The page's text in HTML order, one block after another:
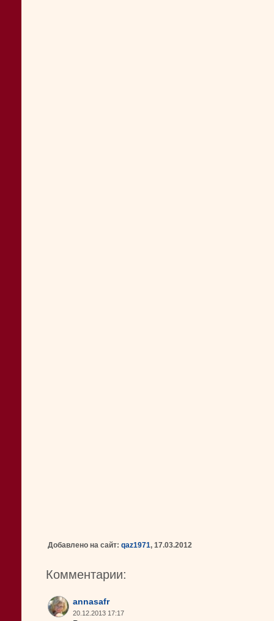
Добавлено на сайт: qaz1971, 17.03.2012
Комментарии:
annasafr
20.12.2013 17:17